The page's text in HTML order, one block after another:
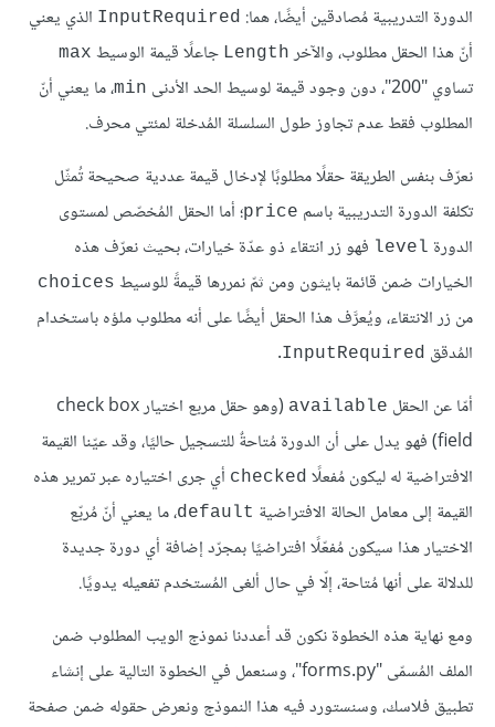
الدورة التدريبية مُصادقين أيضًا، هما: InputRequired الذي يعني
أنّ هذا الحقل مطلوب، والآخر Length جاعلًا قيمة الوسيط max
تساوي "200"، دون وجود قيمة لوسيط الحد الأدنى min، ما يعني أنّ
المطلوب فقط عدم تجاوز طول السلسلة المُدخلة لمئتي محرف.
نعرّف بنفس الطريقة حقلًا مطلوبًا لإدخال قيمة عددية صحيحة تُمثّل
تكلفة الدورة التدريبية باسم price؛ أما الحقل المُخصّص لمستوى
الدورة level فهو زر انتقاء ذو عدّة خيارات، بحيث نعرّف هذه
الخيارات ضمن قائمة بايثون ومن ثمّ نمررها قيمةً للوسيط choices
من زر الانتقاء، ويُعرَّف هذا الحقل أيضًا على أنه مطلوب ملؤه باستخدام
المُدقق InputRequired
.
أمّا عن الحقل available
(وهو حقل مربع اختيار check box
field) فهو يدل على أن الدورة مُتاحةٌ للتسجيل حاليًا، وقد عيّنا القيمة
الافتراضية له ليكون مُفعلًا checked أي جرى اختياره عبر تمرير هذه
القيمة إلى معامل الحالة الافتراضية default، ما يعني أنّ مُربّع
الاختيار هذا سيكون مُفعّلًا افتراضيًا بمجرّد إضافة أي دورة جديدة
للدلالة على أنها مُتاحة، إلّا في حال ألغى المُستخدم تفعيله يدويًا.
ومع نهاية هذه الخطوة نكون قد أعددنا نموذج الويب المطلوب ضمن
الملف المُسمّى "forms.py"، وسنعمل في الخطوة التالية على إنشاء
تطبيق فلاسك، وسنستورد فيه هذا النموذج ونعرض حقوله ضمن صفحة